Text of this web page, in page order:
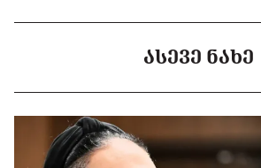
ᲐᲡᲔᲕᲔ ᲜᲐᲮᲔ